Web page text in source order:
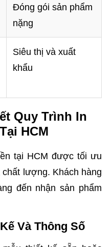
Đóng gói sản phẩm
nặng
Siêu thị và xuất
khẩu
Quy Trình In
HCM
tại HCM được tối ưu
lượng. Khách hàng
đến nhận sản phẩm
Và Thông Số